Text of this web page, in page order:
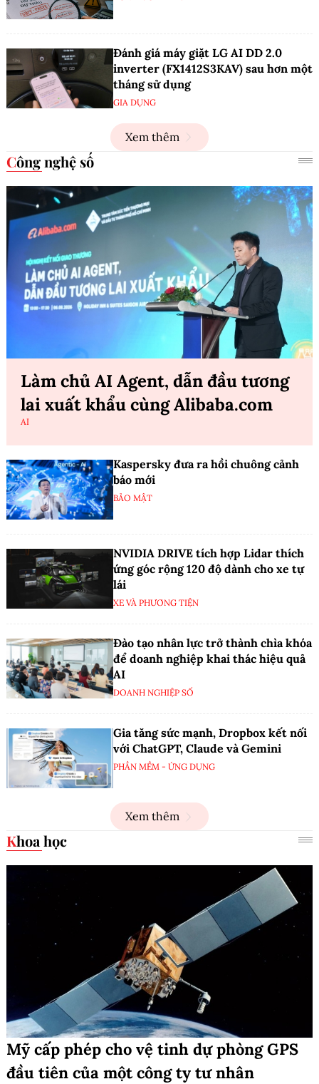
Đánh giá máy giặt LG AI DD 2.0
inverter (FX1412S3KAV) sau hơn một
tháng sử dụng
GIA DỤNG
Xem thêm
Công nghệ số
Làm chủ AI Agent, dẫn đầu tương
lai xuất khẩu cùng Alibaba.com
AI
Kaspersky đưa ra hồi chuông cảnh
báo mới
BẢO MẬT
NVIDIA DRIVE tích hợp Lidar thích
ứng góc rộng 120 độ dành cho xe tự
lái
XE VÀ PHƯƠNG TIỆN
Đào tạo nhân lực trở thành chìa khóa
để doanh nghiệp khai thác hiệu quả
AI
DOANH NGHIỆP SỐ
Gia tăng sức mạnh, Dropbox kết nối
với ChatGPT, Claude và Gemini
PHẦN MỀM - ỨNG DỤNG
Xem thêm
Khoa học
Mỹ cấp phép cho vệ tinh dự phòng GPS
đầu tiên của một công ty tư nhân